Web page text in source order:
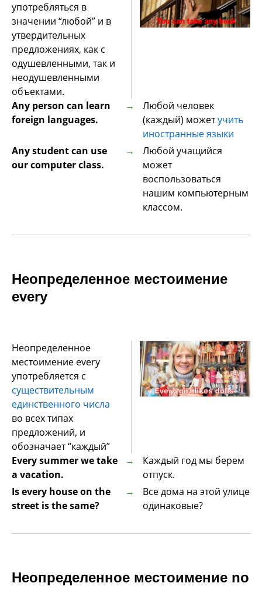
употребляться в
значении “любой” и в
утвердительных
предложениях, как с
одушевленными, так и
неодушевленными
объектами.
Аny person can learn
foreign languages.
Любой человек
(каждый) можетучить
иностранные языки
Any student can use
our computer class.
Любой учащийся
может
воспользоваться
нашим компьютерным
классом.
Неопределенное местоимение
every
Неопределенное
местоимение every
употребляется с
существительным
единственного числа
во всех типах
предложений, и
обозначает “каждый”
Every summer we take
a vacation.
Каждый год мы берем
отпуск.
Is every house on the
street is the same?
Все дома на этой улице
одинаковые?
Неопределенное местоимение no